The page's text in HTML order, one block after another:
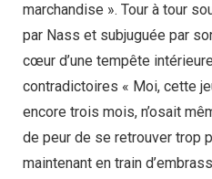
marchandise ». Tour à tour
par Nass et subjuguée par
cœur d’une tempête
contradictoires « Moi, cette
encore trois mois, n’osait
de peur de se retrouver trop
maintenant en train